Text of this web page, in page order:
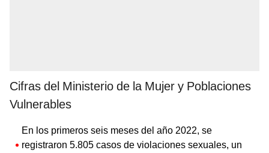
Cifras del Ministerio de la Mujer y Poblaciones
Vulnerables
En los primeros seis meses del año 2022, se
registraron 5.805 casos de violaciones sexuales, un